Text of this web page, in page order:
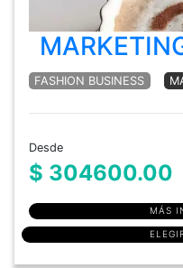
FASHION BUSINESS
Desde
$ 304600.00
MÁS